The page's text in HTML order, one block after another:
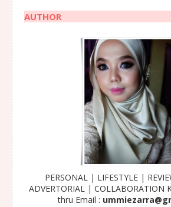
AUTHOR
PERSONAL | LIFESTYLE |
ADVERTORIAL | COLLABORATION
thru Email :